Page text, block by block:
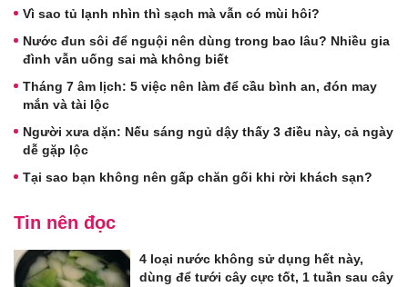
Vì sao tủ lạnh nhìn thì sạch mà vẫn có mùi hôi?
Nước đun sôi để nguội nên dùng trong bao lâu? Nhiều gia
đình vẫn uống sai mà không biết
Tháng 7 âm lịch: 5 việc nên làm để cầu bình an, đón may
mắn và tài lộc
Người xưa dặn: Nếu sáng ngủ dậy thấy 3 điều này, cả ngày
dễ gặp lộc
Tại sao bạn không nên gấp chăn gối khi rời khách sạn?
Tin nên đọc
4 loại nước không sử dụng hết này,
dùng để tưới cây cực tốt, 1 tuần sau cây